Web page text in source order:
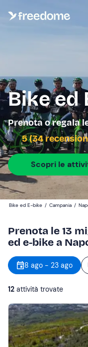
Bike ed
Prenota o regala
5 (34
Scopri le
Bike ed E-bike / Campania /
Prenota le 13
ed e-bike a
8 ago - 23 ago
12 attività trovate